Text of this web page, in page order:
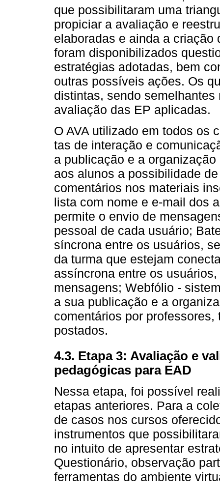
que possibilitaram uma
propiciar a avaliação e
elaboradas e ainda a
foram disponibilizados
estratégias adotadas, bem
outras possíveis ações. Os
distintas, sendo
avaliação das EP aplicadas.
O AVA utilizado em todos os
tas de interação e
a publicação e a
aos alunos a possibilidade
comentários nos materiais
lista com nome e e-mail dos
permite o envio de
pessoal de cada usuário;
síncrona entre os usuários,
da turma que estejam
assíncrona entre os
mensagens; Webfólio -
a sua publicação e a
comentários por
postados.
4.3. Etapa 3: Avaliação e
pedagógicas para EAD
Nessa etapa, foi possível
etapas anteriores. Para a
de casos nos cursos
instrumentos que
no intuito de apresentar
Questionário, observação
ferramentas do ambiente